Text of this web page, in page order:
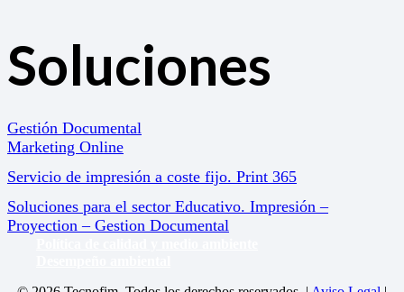
Soluciones
Gestión Documental
Marketing Online
Servicio de impresión a coste fijo. Print 365
Soluciones para el sector Educativo. Impresión –
Proyection – Gestion Documental